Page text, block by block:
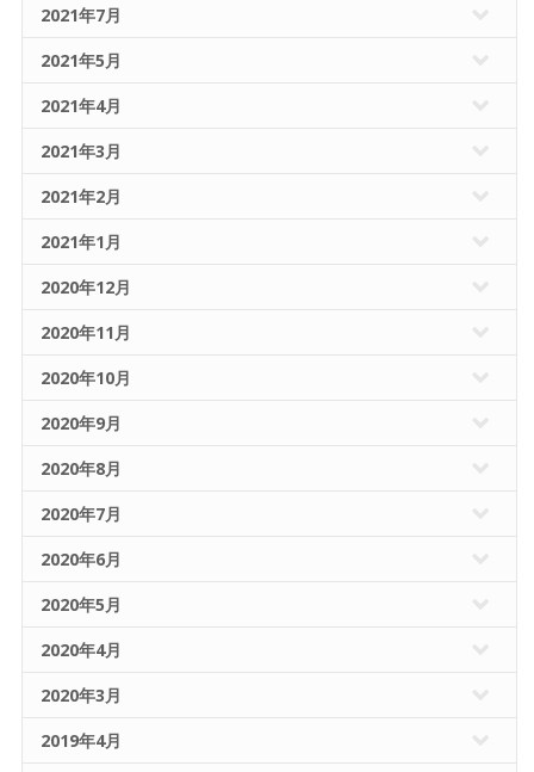
2021年7月
2021年5月
2021年4月
2021年3月
2021年2月
2021年1月
2020年12月
2020年11月
2020年10月
2020年9月
2020年8月
2020年7月
2020年6月
2020年5月
2020年4月
2020年3月
2019年4月